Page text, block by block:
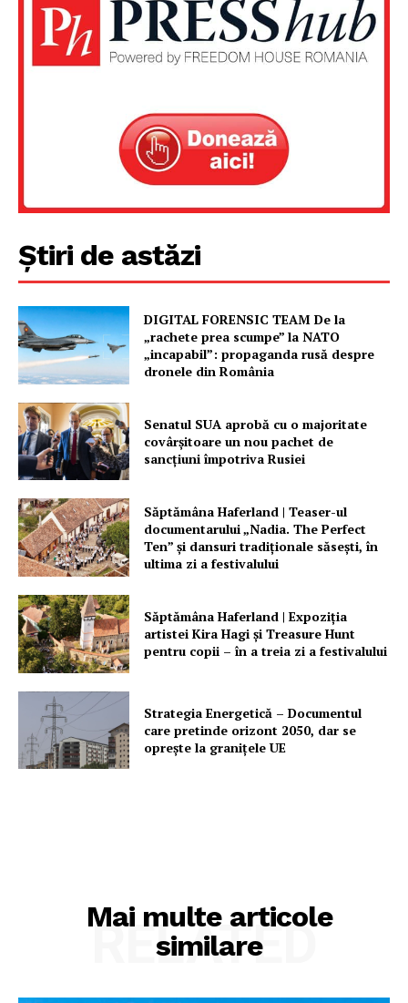
Un proiect
FREEDOM HOUSE ROMÂNIA
PRESShub
Despre noi / Echipa
Proiecte editoriale
Rețea
Contact
Știri de astăzi
DIGITAL FORENSIC TEAM De la
„rachete prea scumpe” la NATO
„incapabil”: propaganda rusă despre
dronele din România
Senatul SUA aprobă cu o majoritate
covârșitoare un nou pachet de
sancțiuni împotriva Rusiei
Săptămâna Haferland | Teaser-ul
documentarului „Nadia. The Perfect
Ten” şi dansuri tradiţionale săseşti, în
ultima zi a festivalului
Săptămâna Haferland | Expoziţia
artistei Kira Hagi şi Treasure Hunt
pentru copii – în a treia zi a festivalului
Strategia Energetică – Documentul
care pretinde orizont 2050, dar se
oprește la granițele UE
Mai multe articole
similare
RELATED